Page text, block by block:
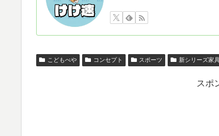
こどもべや コンセプト スポーツ 新シリーズ家
スポ